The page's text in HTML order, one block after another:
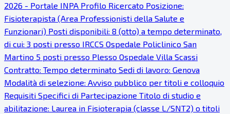
2026 - Portale INPA Profilo Ricercato Posizione:
Fisioterapista (Area Professionisti della Salute e
Funzionari) Posti disponibili: 8 (otto) a tempo determinato,
di cui: 3 posti presso IRCCS Ospedale Policlinico San
Martino 5 posti presso Plesso Ospedale Villa Scassi
Contratto: Tempo determinato Sedi di lavoro: Genova
Modalità di selezione: Avviso pubblico per titoli e colloquio
Requisiti Specifici di Partecipazione Titolo di studio e
abilitazione: Laurea in Fisioterapia (classe L/SNT2) o titoli